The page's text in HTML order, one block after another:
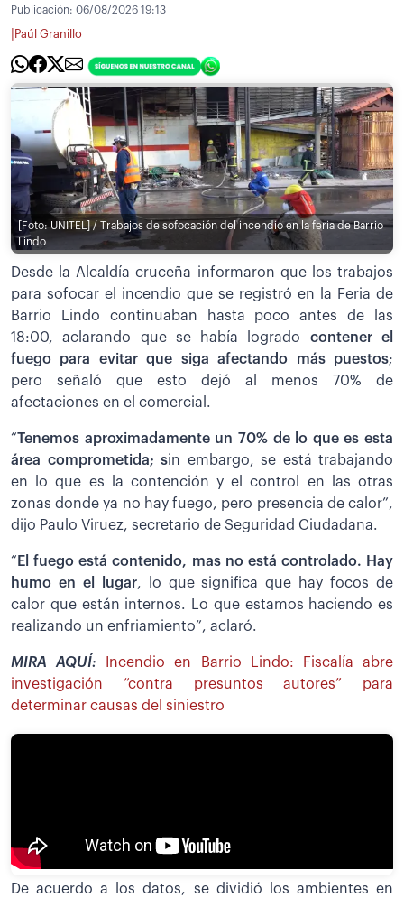
Publicación: 06/08/2026 19:13
Paúl Granillo
[Foto: UNITEL] / Trabajos de sofocación del incendio en la feria de Barrio
Lindo
Desde la Alcaldía cruceña informaron que los trabajos
para sofocar el incendio que se registró en la Feria de
Barrio Lindo continuaban hasta poco antes de las
18:00, aclarando que se había logrado contener el
fuego para evitar que siga afectando más puestos;
pero señaló que esto dejó al menos 70% de
afectaciones en el comercial.
“Tenemos aproximadamente un 70% de lo que es esta
área comprometida; sin embargo, se está trabajando
en lo que es la contención y el control en las otras
zonas donde ya no hay fuego, pero presencia de calor”,
dijo Paulo Viruez, secretario de Seguridad Ciudadana.
“ El fuego está contenido, mas no está controlado. Hay
humo en el lugar, lo que significa que hay focos de
calor que están internos. Lo que estamos haciendo es
realizando un enfriamiento”, aclaró.
MIRA AQUÍ:
Incendio en Barrio Lindo: Fiscalía abre
investigación “contra presuntos autores” para
determinar causas del siniestro
De acuerdo a los datos, se dividió los ambientes en